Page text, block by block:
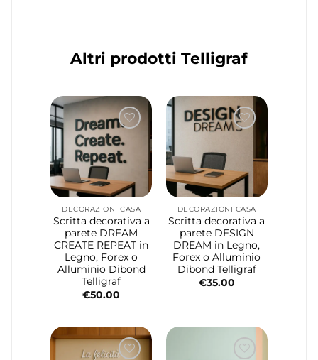
Altri prodotti Telligraf
DECORAZIONI CASA
Scritta decorativa a
parete DREAM
CREATE REPEAT in
Legno, Forex o
Alluminio Dibond
Telligraf
€50.00
DECORAZIONI CASA
Scritta decorativa a
parete DESIGN
DREAM in Legno,
Forex o Alluminio
Dibond Telligraf
€35.00